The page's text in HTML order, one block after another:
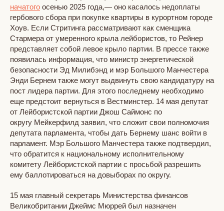
начатого осенью 2025 года,— оно касалось недоплаты
гербового сбора при покупке квартиры в курортном городе
Хоув. Если Стритинга рассматривают как сменщика
Стармера от умеренного крыла лейбористов, то Рейнер
представляет собой левое крыло партии. В прессе также
появилась информация, что министр энергетической
безопасности Эд Милибэнд и мэр Большого Манчестера
Энди Бернем также могут выдвинуть свою кандидатуру на
пост лидера партии. Для этого последнему необходимо
еще предстоит вернуться в Вестминстер. 14 мая депутат
от Лейбористской партии Джош Саймонс по
округу Мейкерфилд заявил, что сложит свои полномочия
депутата парламента, чтобы дать Бернему шанс войти в
парламент. Мэр Большого Манчестера также подтвердил,
что обратится к национальному исполнительному
комитету Лейбористской партии с просьбой разрешить
ему баллотироваться на довыборах по округу.
15 мая главный секретарь Министерства финансов
Великобритании Джеймс Мюррей был назначен